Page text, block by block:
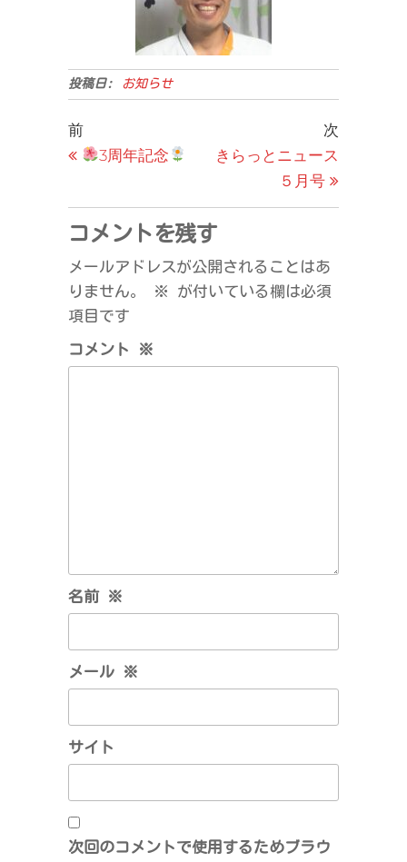
投稿日: お知らせ
投
稿
ビ
ゲ
ー
シ
ョ
ン
過
去
稿
前
3周年記念
投
次
きらっとニュース
５月号
コメントを残す
メールアドレスが公開されることはあ
りません。
※
が付いている欄は必須
項目です
コメント ※
名前 ※
メール ※
サイト
次回のコメントで使用するためブラウ